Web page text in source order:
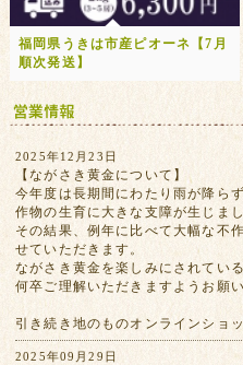
福岡県うきは市産ピオーネ【7月
順次発送】
2025年12月23日
【ながさき黄金について】
今年度は長期間にわたり雨が降ら
作物の生育に大きな支障が生じまし
その結果、例年に比べて大幅な不
せていただきます。
ながさき黄金を楽しみにされてい
何卒ご理解いただきますようお願
引き続き地のものオンラインショ
2025年09月29日